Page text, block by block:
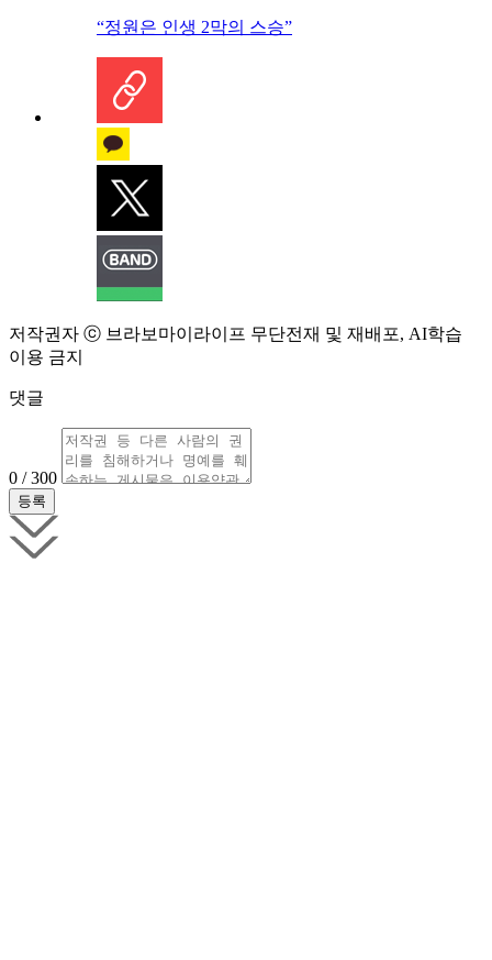
“정원은 인생 2막의 스승”
저작권자 ⓒ 브라보마이라이프 무단전재 및 재배포, AI학습
이용 금지
댓글
0 / 300